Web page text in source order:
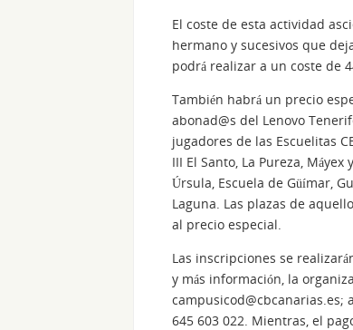
El coste de esta actividad
hermano y sucesivos que
podrá realizar a un coste de
También habrá un precio
abonad@s del Lenovo
jugadores de las Escuelitas
III El Santo, La Pureza,
Úrsula, Escuela de Güímar,
Laguna. Las plazas de
al precio especial.
Las inscripciones se
y más información, la
campusicod@cbcanarias.es;
645 603 022. Mientras, el